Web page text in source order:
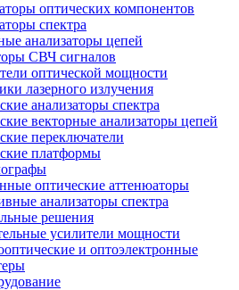
оптических компонентов
спектра
анализаторы цепей
СВЧ сигналов
оптической мощности
лазерного излучения
анализаторы спектра
векторные анализаторы цепей
переключатели
платформы
оптические аттенюаторы
анализаторы спектра
решения
усилители мощности
и оптоэлектронные